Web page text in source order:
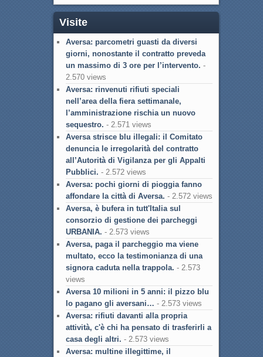
Visite
Aversa: parcometri guasti da diversi
giorni, nonostante il contratto preveda
un massimo di 3 ore per l’intervento. -
2.570 views
Aversa: rinvenuti rifiuti speciali
nell’area della fiera settimanale,
l’amministrazione rischia un nuovo
sequestro. - 2.571 views
Aversa strisce blu illegali: il Comitato
denuncia le irregolarità del contratto
all’Autorità di Vigilanza per gli Appalti
Pubblici. - 2.572 views
Aversa: pochi giorni di pioggia fanno
affondare la città di Aversa. - 2.572 views
Aversa, è bufera in tutt'Italia sul
consorzio di gestione dei parcheggi
URBANIA. - 2.573 views
Aversa, paga il parcheggio ma viene
multato, ecco la testimonianza di una
signora caduta nella trappola. - 2.573
views
Aversa 10 milioni in 5 anni: il pizzo blu
lo pagano gli aversani… - 2.573 views
Aversa: rifiuti davanti alla propria
attività, c'è chi ha pensato di trasferirli a
casa degli altri. - 2.573 views
Aversa: multine illegittime, il